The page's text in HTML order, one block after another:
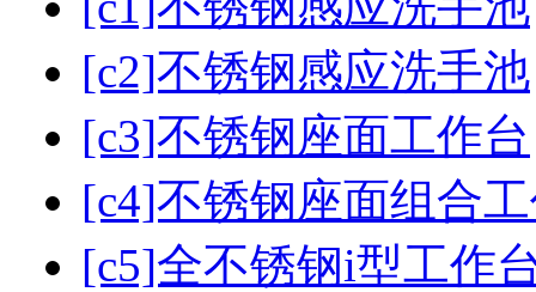
[c2]不锈钢感应洗手池
[c3]不锈钢座面工作台
[c4]不锈钢座面组合
[c5]全不锈钢i型工作